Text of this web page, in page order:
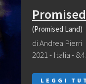
(Promised Land)
di Andrea Pierri
2021 - Italia -
LEGGI